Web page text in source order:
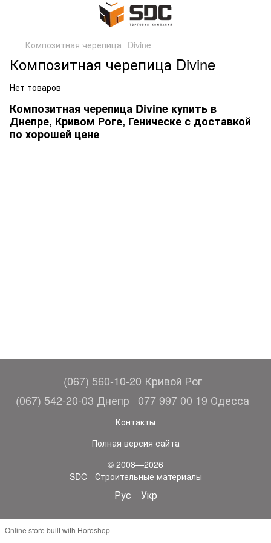
Композитная черепица Divine
Композитная черепица Divine
Нет товаров
Композитная черепица Divine купить в
Днепре, Кривом Роге, Геническе с доставкой
по хорошей цене
(067) 560-10-20 Кривой Рог
(067) 542-20-03 Днепр
077 997 00 19 Одесса
Контакты
Полная версия сайта
© 2008—2026
SDC - Строительные материалы
Рус Укр
Online store built with Horoshop